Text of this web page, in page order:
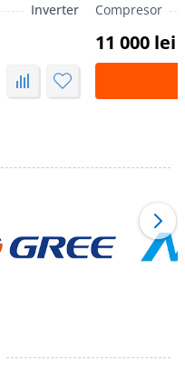
Inverter
Compresor
11 000 lei